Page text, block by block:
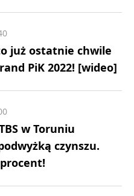
już ostatnie chwile
PiK 2022! [wideo]
w Toruniu
czynszu.